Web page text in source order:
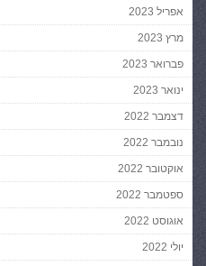
אפריל 2023
מרץ 2023
פברואר 2023
ינואר 2023
דצמבר 2022
נובמבר 2022
אוקטובר 2022
ספטמבר 2022
אוגוסט 2022
יולי 2022